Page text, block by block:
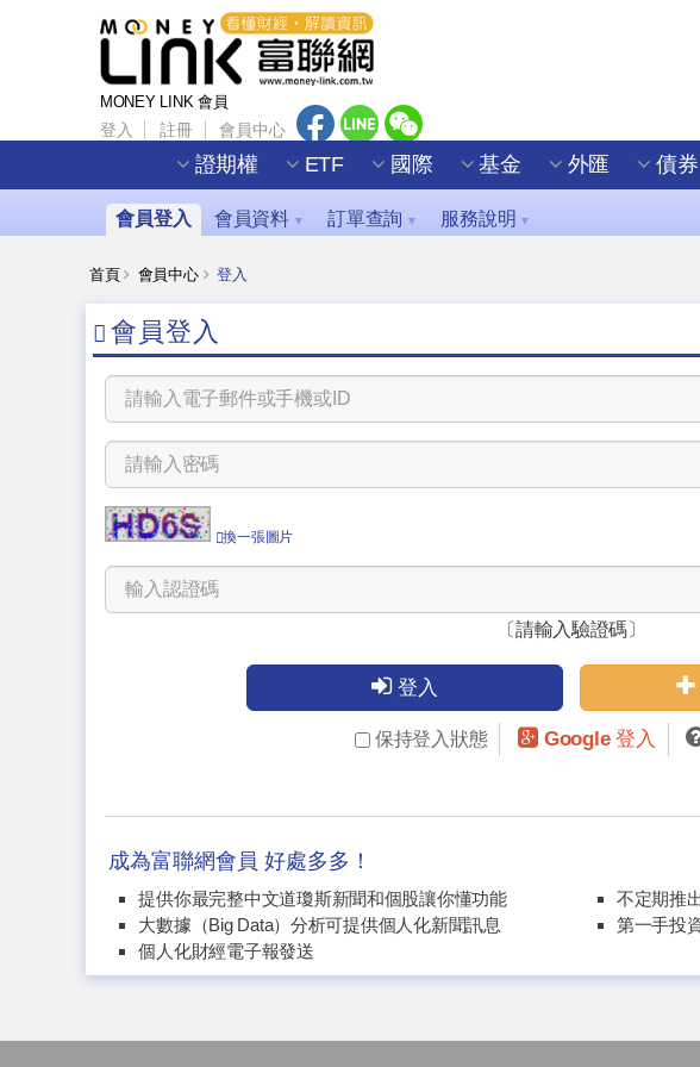
MONEY LINK 會員
登入 註冊 會員中心
證期權 ETF 國際 基金 外匯 債券
會員登入 會員資料 ▼ 訂單查詢 ▼ 服務說明 ▼
首頁 會員中心 登入
會員登入
換一張圖片
〔請輸入驗證碼〕
登入
保持登入狀態 Google 登入
成為富聯網會員 好處多多！
提供你最完整中文道瓊斯新聞和個股讓你懂功能
大數據（Big Data）分析可提供個人化新聞訊息
個人化財經電子報發送
不定期推
第一手投